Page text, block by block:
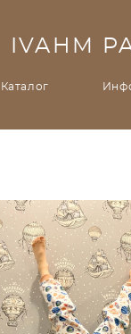
IVAHM
Каталог